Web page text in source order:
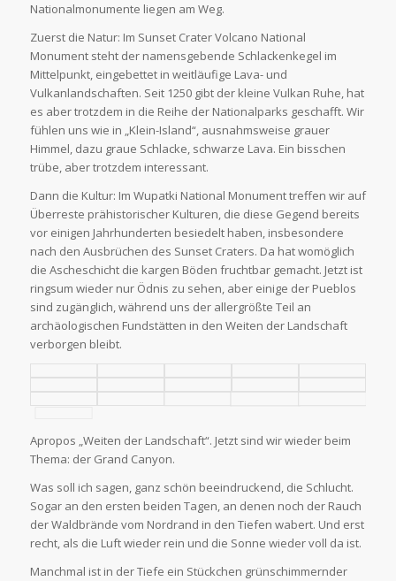
Nationalmonumente liegen am Weg.
Zuerst die Natur: Im Sunset Crater Volcano National
Monument steht der namensgebende Schlackenkegel im
Mittelpunkt, eingebettet in weitläufige Lava- und
Vulkanlandschaften. Seit 1250 gibt der kleine Vulkan Ruhe, hat
es aber trotzdem in die Reihe der Nationalparks geschafft. Wir
fühlen uns wie in „Klein-Island“, ausnahmsweise grauer
Himmel, dazu graue Schlacke, schwarze Lava. Ein bisschen
trübe, aber trotzdem interessant.
Dann die Kultur: Im Wupatki National Monument treffen wir auf
Überreste prähistorischer Kulturen, die diese Gegend bereits
vor einigen Jahrhunderten besiedelt haben, insbesondere
nach den Ausbrüchen des Sunset Craters. Da hat womöglich
die Ascheschicht die kargen Böden fruchtbar gemacht. Jetzt ist
ringsum wieder nur Ödnis zu sehen, aber einige der Pueblos
sind zugänglich, während uns der allergrößte Teil an
archäologischen Fundstätten in den Weiten der Landschaft
verborgen bleibt.
Apropos „Weiten der Landschaft“. Jetzt sind wir wieder beim
Thema: der Grand Canyon.
Was soll ich sagen, ganz schön beeindruckend, die Schlucht.
Sogar an den ersten beiden Tagen, an denen noch der Rauch
der Waldbrände vom Nordrand in den Tiefen wabert. Und erst
recht, als die Luft wieder rein und die Sonne wieder voll da ist.
Manchmal ist in der Tiefe ein Stückchen grünschimmernder